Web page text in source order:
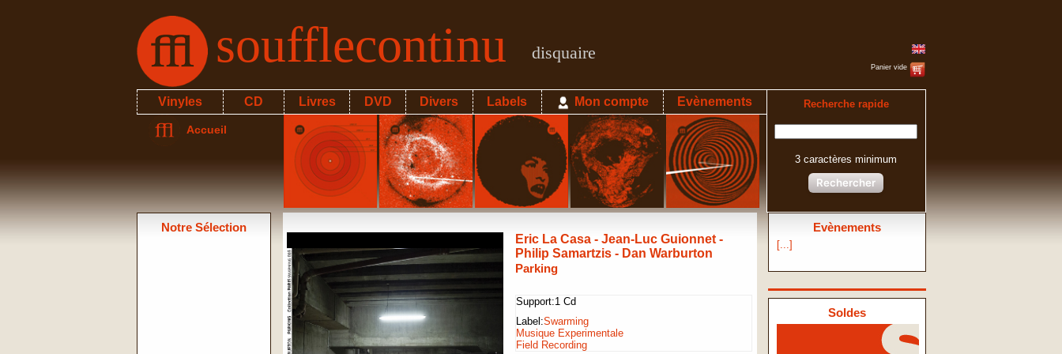
soufflecontinu disquaire
Panier vide
Vinyles CD Livres DVD Divers Labels Mon compte Evènements Recherche rapide
3 caractères minimum
Rechercher
Accueil
Evènements
[...]
Soldes
Notre Sélection
Eric La Casa - Jean-Luc Guionnet -
Philip Samartzis - Dan Warburton
Parking
Support:1 Cd
Label:Swarming
Musique Experimentale
Field Recording